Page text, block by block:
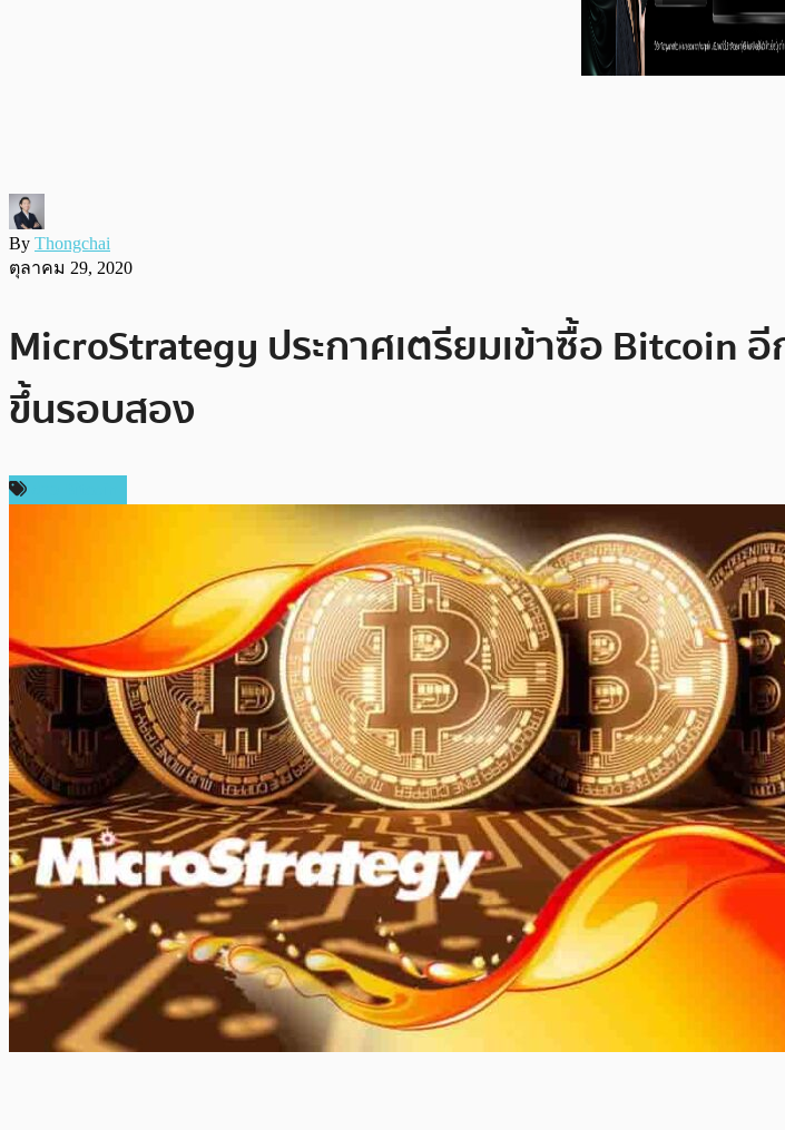
By Thongchai
ตุลาคม 29, 2020
MicroStrategy ประกาศเตรียมเข้าซื้อ
ขึ้นรอบสอง